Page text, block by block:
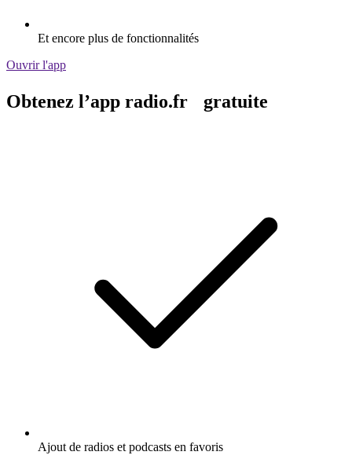
Et encore plus de fonctionnalités
Ouvrir l'app
Obtenez l’app radio.fr gratuite
Ajout de radios et podcasts en favoris